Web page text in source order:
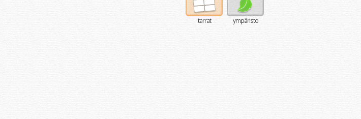
tarrat ympäristö